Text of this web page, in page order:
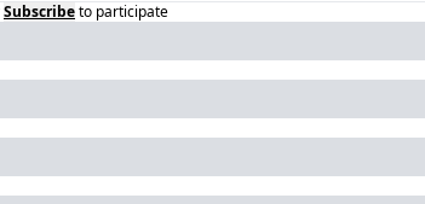
Subscribeto participate